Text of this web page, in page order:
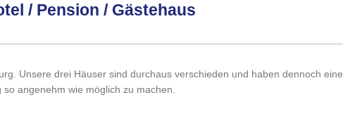
/ Pension / Gästehaus
Unsere drei Häuser sind durchaus verschieden und haben dennoch eine
angenehm wie möglich zu machen.